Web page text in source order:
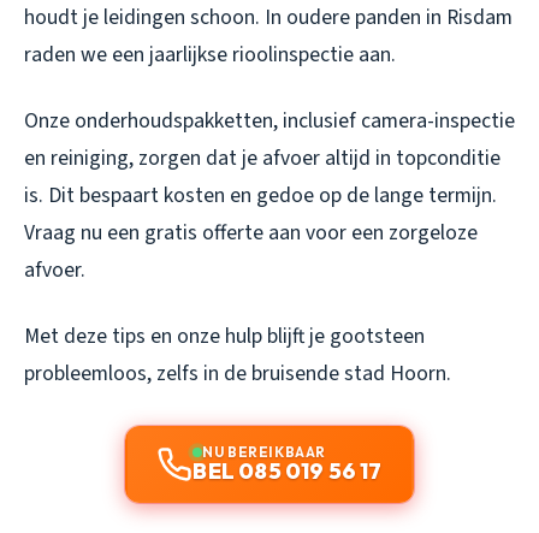
houdt je leidingen schoon. In oudere panden in Risdam
raden we een jaarlijkse rioolinspectie aan.
Onze onderhoudspakketten, inclusief camera-inspectie
en reiniging, zorgen dat je afvoer altijd in topconditie
is. Dit bespaart kosten en gedoe op de lange termijn.
Vraag nu een gratis offerte aan voor een zorgeloze
afvoer.
Met deze tips en onze hulp blijft je gootsteen
probleemloos, zelfs in de bruisende stad Hoorn.
NU BEREIKBAAR
BEL 085 019 56 17